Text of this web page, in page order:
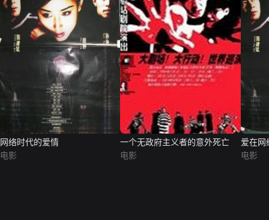
网络时代的爱情
电影
一个无政府主义者的意外死亡
电影
爱在网
电影